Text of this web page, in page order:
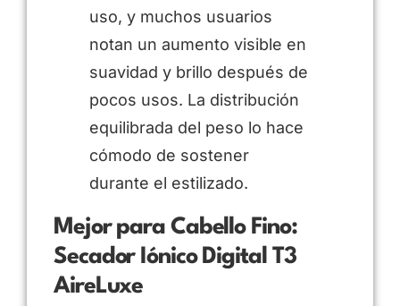
uso, y muchos usuarios
notan un aumento visible en
suavidad y brillo después de
pocos usos. La distribución
equilibrada del peso lo hace
cómodo de sostener
durante el estilizado.
Mejor para Cabello Fino:
Secador Iónico Digital T3
AireLuxe